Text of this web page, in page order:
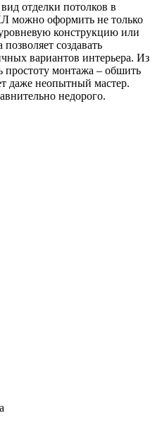
отделки потолков в
можно оформить не только
конструкцию или
создавать
вариантов интерьера. Из
простоту монтажа – обшить
даже неопытный мастер.
недорого.